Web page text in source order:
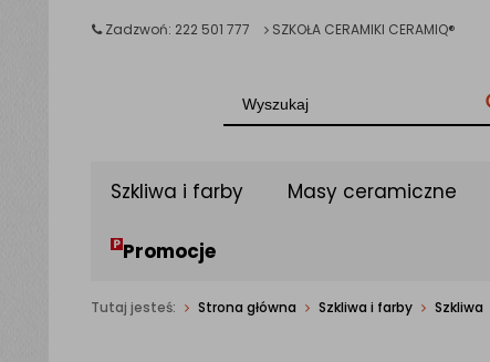
Zadzwoń: 222 501 777 SZKOŁA CERAMIKI CERAMIQ®
Szkliwa i farby Masy ceramiczne
Promocje
Tutaj jesteś: Strona główna Szkliwa i farby Szkliwa